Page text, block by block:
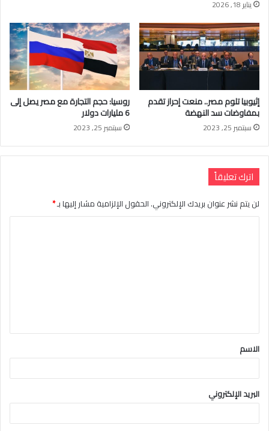
يناير 18, 2026
إثيوبيا تلوم مصر.. منعت إحراز تقدم
بمفاوضات سد النهضة
سبتمبر 25, 2023
روسيا: حجم التجارة مع مصر يصل إلى
6 مليارات دولار
سبتمبر 25, 2023
اترك تعليقاً
لن يتم نشر عنوان بريدك الإلكتروني.الحقول الإلزامية مشار إليها بـ*
ق
*
الاسم
البريد الإلكتروني